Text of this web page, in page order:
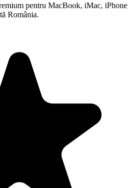
pentru MacBook, iMac, iPhone
România.